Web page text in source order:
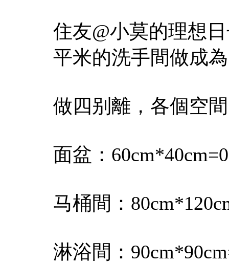
住友@小莫的理想
平米的洗手間做成
做四别離，各個空
面盆：
马桶間：
淋浴間：